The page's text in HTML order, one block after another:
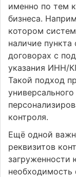
именно по тем
бизнеса.
котором
наличие
договорах с
указания ИНН/
Такой подход
контроля.
Ещё одной
реквизитов
загруженности